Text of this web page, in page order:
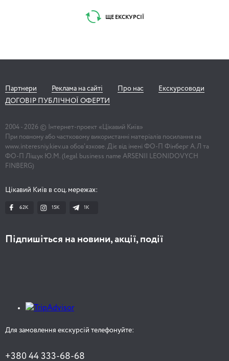
ЩЕ ЕКСКУРСІЇ
Партнери Реклама на сайті Про нас
Екскурсоводи
ДОГОВІР ПУБЛІЧНОЇ ОФЕРТИ
2004 - 2026 © Інтернет-проект «Цікавий Київ»
При повному або частковому використанні матеріалів посилання на
www.interesniy.kiev.ua обов'язкове. Діє від імені ФО-П Фінберг А.Л та
ФО-П Ліщук Ю.М. (legal business name ARSENII LEONIDOVYCH
FINBERG)
Цікавий Київ в соц. мережах:
62K 15K 1К
Підпишіться на новини, акції, події
Для замовлення екскурсій телефонуйте:
+380 44 333-68-68